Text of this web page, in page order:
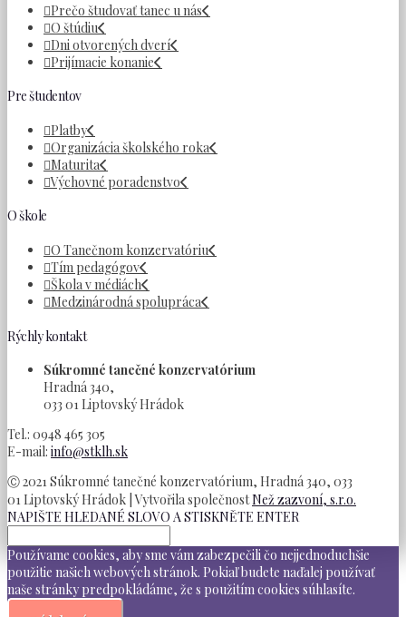
Prečo študovať tanec u nás
O štúdiu
Dni otvorených dverí
Prijímacie konanie
Pre študentov
Platby
Organizácia školského roka
Maturita
Výchovné poradenstvo
O škole
O Tanečnom konzervatóriu
Tím pedagógov
Škola v médiách
Medzinárodná spolupráca
Rýchly kontakt
Súkromné tanečné konzervatórium
Hradná 340,
033 01 Liptovský Hrádok
Tel.: 0948 465 305
E-mail: info@stklh.sk
Ⓒ 2021 Súkromné tanečné konzervatórium, Hradná 340, 033
01 Liptovský Hrádok | Vytvořila společnostNež zazvoní, s.r.o.
NAPIŠTE HLEDANÉ SLOVO A STISKNĚTE ENTER
Používame cookies, aby sme vám zabezpečili čo nejjednoduchšie
použitie našich webových stránok. Pokiaľ budete naďalej používať
naše stránky predpokládáme, že s použitím cookies súhlasíte.